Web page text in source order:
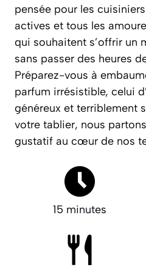
pensée pour les
actives et tous les
qui souhaitent s’offrir un
sans passer des heures
Préparez-vous à
parfum irrésistible, celui
généreux et terriblement
votre tablier, nous
gustatif au cœur de nos
15 minutes